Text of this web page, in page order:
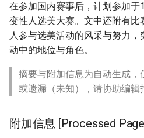
在参加国内赛事后，计划参加
变性人选美大赛。文中还附有
人参与选美活动的风采与努力
动中的地位与角色。
摘要与附加信息为自动生成
或遗漏（未知），请协助编辑
附加信息 [Processed